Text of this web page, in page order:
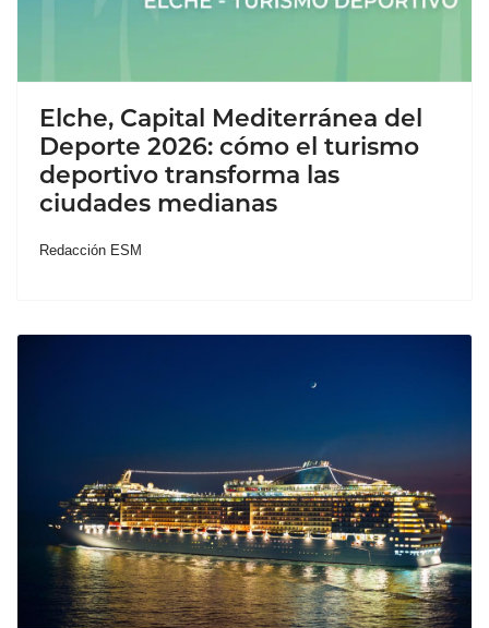
Elche, Capital Mediterránea del
Deporte 2026: cómo el turismo
deportivo transforma las
ciudades medianas
Redacción ESM